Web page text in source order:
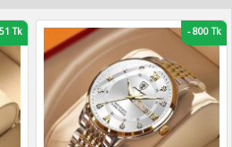
Tk -800 Tk